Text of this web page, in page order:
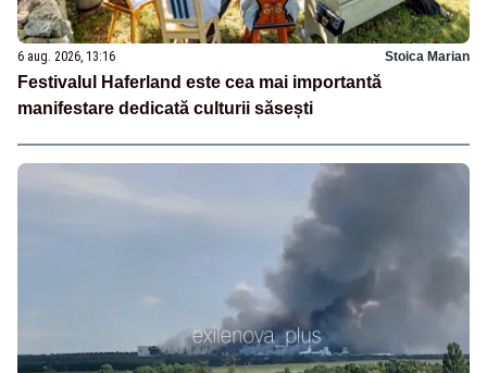
6 aug. 2026, 13:16 Stoica Marian
Festivalul Haferland este cea mai importantă
manifestare dedicată culturii săsești